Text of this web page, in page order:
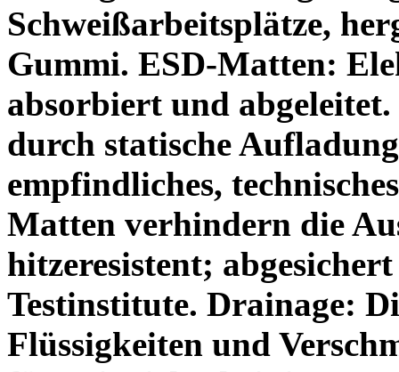
Schweißarbeitsplätze,
Gummi. ESD-Matten:
absorbiert und
durch statische
empfindliches,
Matten verhindern die
hitzeresistent;
Testinstitute. Drainage:
Flüssigkeiten und